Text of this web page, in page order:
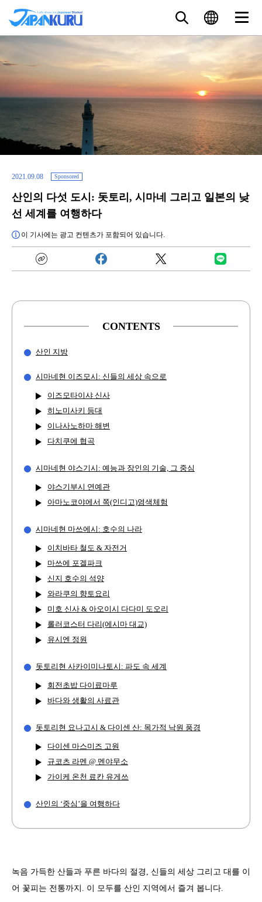
2021.09.08 Sponsored
산인의 다섯 도시: 돗토리, 시마네 그리고 일본의 낮
선 세계를 여행하다
이 기사에는 광고 컨텐츠가 포함되어 있습니다.
CONTENTS
산인 지방
시마네현 이즈모시: 신들의 세상 속으로
이즈모타이샤 신사
히노미사키 등대
이나사노하마 해변
다치쿠에 협곡
시마네현 야스기시: 예능과 장인의 기술, 그 중심
야스기부시 연예관
아마노코야에서 쪽(인디고)염색체험
시마네현 마쓰에시: 호수의 나라
이치바타 철도 & 자전거
마쓰에 포겔파크
신지 호수의 석양
와라쿠의 향토요리
미호 신사 & 아오이시 다다미 도오리
롤러코스터 다리(에시마 대교)
유시엔 정원
돗토리현 사카이미나토시: 파도 속 세계
회전초밥 다이료마루
바다와 생활의 사료관
돗토리현 요나고시 & 다이센 산: 목가적 낙원 풍경
다이센 마스미즈 고원
규코츠 라멘 @ 멘야무소
가이케 온천 료칸 유게쓰
산인의 ‘중심’을 여행하다
녹음 가득한 산들과 푸른 바다의 절경, 신들의 세상 그리고 대를 이
어 꽃피는 전통까지. 이 모두를 산인 지역에서 즐겨 봅니다.